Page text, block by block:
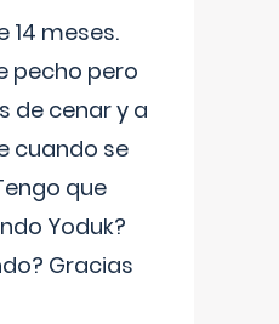
14 meses.
pecho pero
de cenar y a
cuando se
que
Yoduk?
Gracias